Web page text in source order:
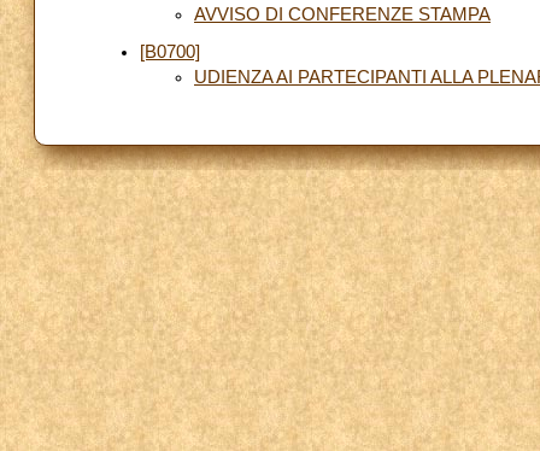
AVVISO DI CONFERENZE STAMPA
[B0700]
UDIENZA AI PARTECIPANTI ALLA